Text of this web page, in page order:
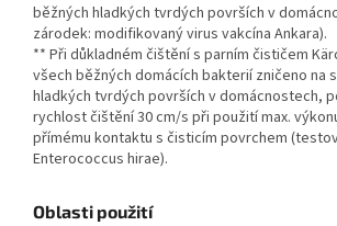
běžných hladkých tvrdých površích v
zárodek: modifikovaný virus vakcína Ankara).
** Při důkladném čištění s parním čističem
všech běžných domácích bakterií zničeno na
hladkých tvrdých površích v domácnostech,
rychlost čištění 30 cm/s při použití max.
přímému kontaktu s čisticím povrchem
Enterococcus hirae).
Oblasti použití